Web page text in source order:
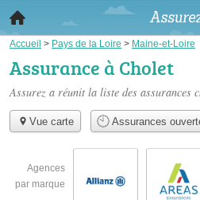
Accueil > Pays de la Loire > Maine-et-Loire
Assurance à Cholet
Assurez a réunit la liste des assurances
Vue carte Assurances
Agences
par marque